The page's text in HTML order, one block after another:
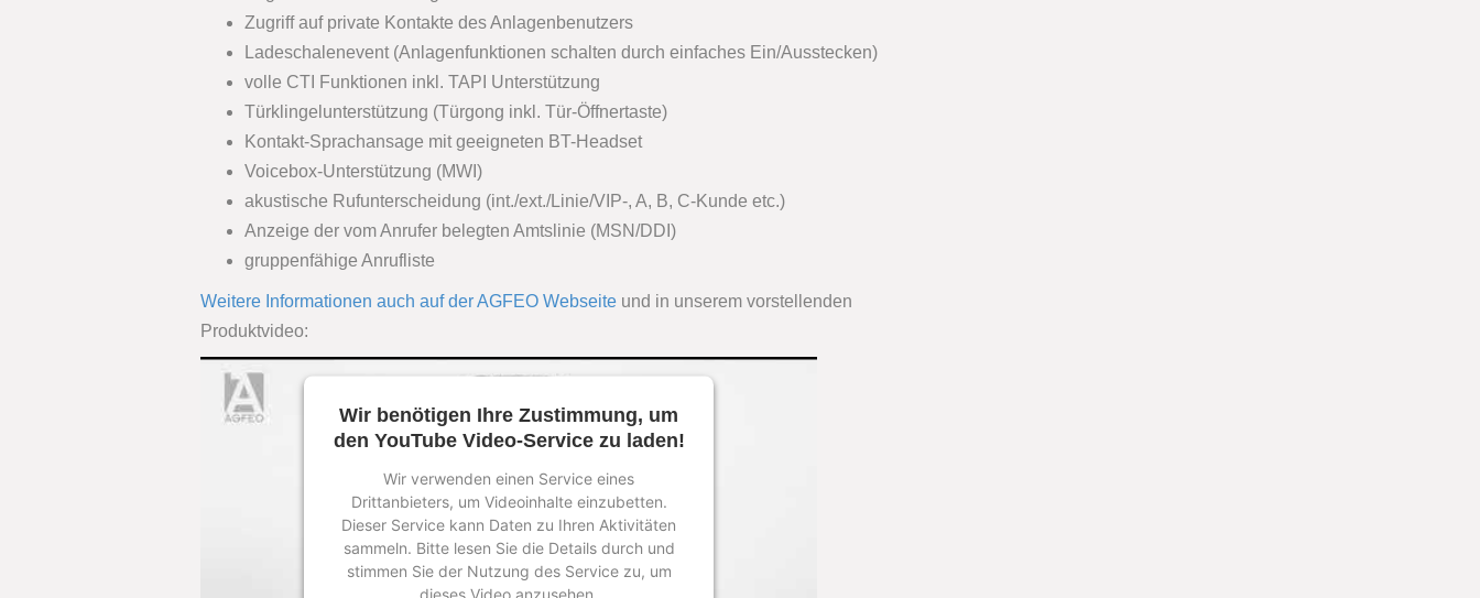
Zugriff auf private Kontakte des Anlagenbenutzers
Ladeschalenevent (Anlagenfunktionen schalten durch einfaches Ein/Ausstecken)
volle CTI Funktionen inkl. TAPI Unterstützung
Türklingelunterstützung (Türgong inkl. Tür-Öffnertaste)
Kontakt-Sprachansage mit geeigneten BT-Headset
Voicebox-Unterstützung (MWI)
akustische Rufunterscheidung (int./ext./Linie/VIP-, A, B, C-Kunde etc.)
Anzeige der vom Anrufer belegten Amtslinie (MSN/DDI)
gruppenfähige Anrufliste
Weitere Informationen auch auf der AGFEO Webseite und in unserem vorstellenden
Produktvideo:
Wir benötigen Ihre Zustimmung, um
den YouTube Video-Service zu laden!
Wir verwenden einen Service eines
Drittanbieters, um Videoinhalte einzubetten.
Dieser Service kann Daten zu Ihren Aktivitäten
sammeln. Bitte lesen Sie die Details durch und
stimmen Sie der Nutzung des Service zu, um
dieses Video anzusehen.